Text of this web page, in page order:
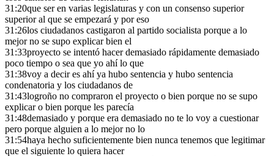
31:20que ser en varias legislaturas y con un consenso superior
superior al que se empezará y por eso
31:26los ciudadanos castigaron al partido socialista porque a lo
mejor no se supo explicar bien el
31:33proyecto se intentó hacer demasiado rápidamente demasiado
poco tiempo o sea que yo ahí lo que
31:38voy a decir es ahí ya hubo sentencia y hubo sentencia
condenatoria y los ciudadanos de
31:43logroño no compraron el proyecto o bien porque no se supo
explicar o bien porque les parecía
31:48demasiado y porque era demasiado no te lo voy a cuestionar
pero porque alguien a lo mejor no lo
31:54haya hecho suficientemente bien nunca tenemos que legitimar
que el siguiente lo quiera hacer